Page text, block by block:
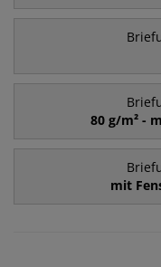
80 g/m² -
mit